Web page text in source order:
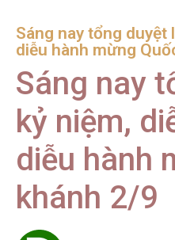
Sáng nay tổng duyệt
diễu hành mừng
Sáng nay
kỷ niệm,
diễu hành
khánh 2/9